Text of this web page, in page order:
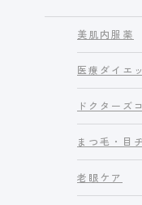
美肌内服薬
医療ダイエ
ドクターズ
まつ毛・目
老眼ケア